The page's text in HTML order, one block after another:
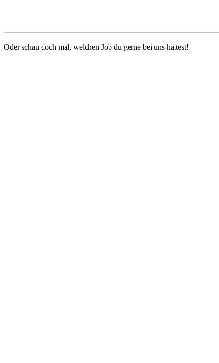
Oder schau doch mal, welchen Job du gerne bei uns hättest!